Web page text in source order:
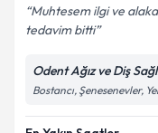
Muhtesem ilgi ve
tedavim bitti
Odent Ağız ve Diş
Bostancı, Şenesenevler,